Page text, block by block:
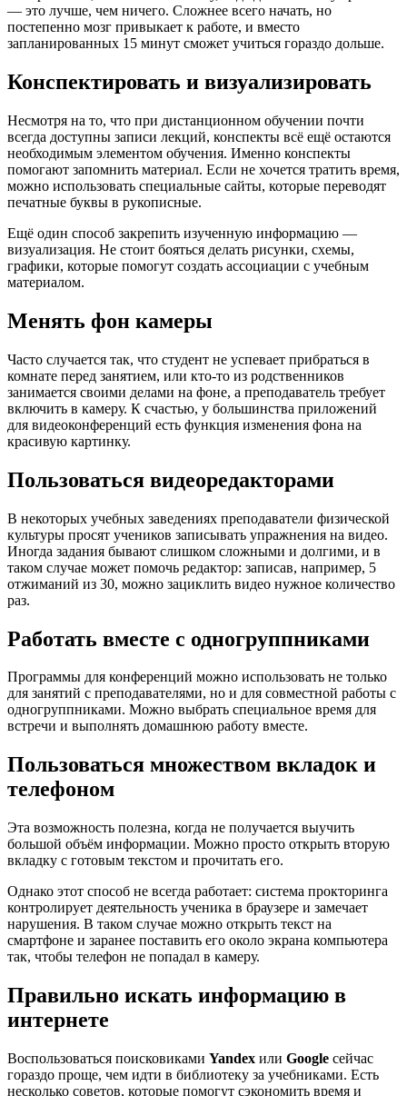
— это лучше, чем ничего. Сложнее всего начать, но
постепенно мозг привыкает к работе, и вместо
запланированных 15 минут сможет учиться гораздо дольше.
Конспектировать и визуализировать
Несмотря на то, что при дистанционном обучении почти
всегда доступны записи лекций, конспекты всё ещё остаются
необходимым элементом обучения. Именно конспекты
помогают запомнить материал. Если не хочется тратить время,
можно использовать специальные сайты, которые переводят
печатные буквы в рукописные.
Ещё один способ закрепить изученную информацию —
визуализация. Не стоит бояться делать рисунки, схемы,
графики, которые помогут создать ассоциации с учебным
материалом.
Менять фон камеры
Часто случается так, что студент не успевает прибраться в
комнате перед занятием, или кто-то из родственников
занимается своими делами на фоне, а преподаватель требует
включить в камеру. К счастью, у большинства приложений
для видеоконференций есть функция изменения фона на
красивую картинку.
Пользоваться видеоредакторами
В некоторых учебных заведениях преподаватели физической
культуры просят учеников записывать упражнения на видео.
Иногда задания бывают слишком сложными и долгими, и в
таком случае может помочь редактор: записав, например, 5
отжиманий из 30, можно зациклить видео нужное количество
раз.
Работать вместе с одногруппниками
Программы для конференций можно использовать не только
для занятий с преподавателями, но и для совместной работы с
одногруппниками. Можно выбрать специальное время для
встречи и выполнять домашнюю работу вместе.
Пользоваться множеством вкладок и
телефоном
Эта возможность полезна, когда не получается выучить
большой объём информации. Можно просто открыть вторую
вкладку с готовым текстом и прочитать его.
Однако этот способ не всегда работает: система прокторинга
контролирует деятельность ученика в браузере и замечает
нарушения. В таком случае можно открыть текст на
смартфоне и заранее поставить его около экрана компьютера
так, чтобы телефон не попадал в камеру.
Правильно искать информацию в
интернете
Воспользоваться поисковиками Yandex или Google сейчас
гораздо проще, чем идти в библиотеку за учебниками. Есть
несколько советов, которые помогут сэкономить время и